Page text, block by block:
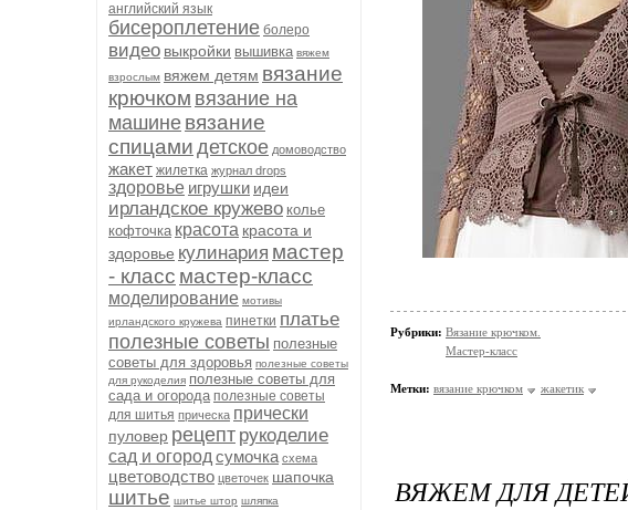
английский язык
бисероплетение болеро
видео выкройки вышивка вяжем
взрослым вяжем детям вязание
крючком вязание на
машине вязание
спицами детское домоводство
жакет жилетка журнал drops
здоровье игрушки идеи
ирландское кружево колье
кофточка красота красота и
здоровье кулинария мастер
- класс мастер-класс
моделирование мотивы
ирландского кружева пинетки платье
полезные советы полезные
советы для здоровья полезные советы
для рукоделия полезные советы для
сада и огорода полезные советы
для шитья прическа прически
пуловер рецепт рукоделие
сад и огород сумочка схема
цветоводство цветочек шапочка
шитье шитье штор шляпка
Рубрики: Вязание крючком.
Мастер-класс
Метки: вязание крючком жакетик
ВЯЖЕМ ДЛЯ